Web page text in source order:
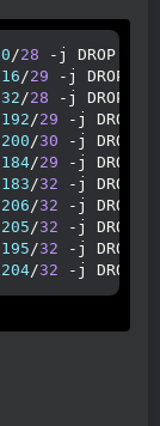
0/28 -j DROP
16/29 -j DROP
32/28 -j DROP
192/29 -j DROP
200/30 -j DROP
184/29 -j DROP
183/32 -j DROP
206/32 -j DROP
205/32 -j DROP
195/32 -j DROP
204/32 -j DROP